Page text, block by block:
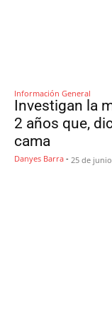
Información General
Investigan la
2 años que,
cama
Danyes Barra - 25 de